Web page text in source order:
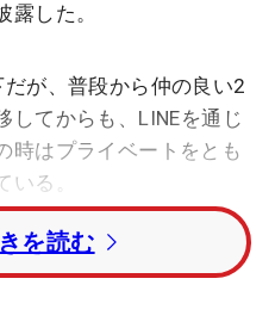
した。
が、普段から仲の良い2
してからも、LINEを通じ
時はプライベートをとも
る。
もあったので、きょう
渋野が）先輩ですけど、
を読む